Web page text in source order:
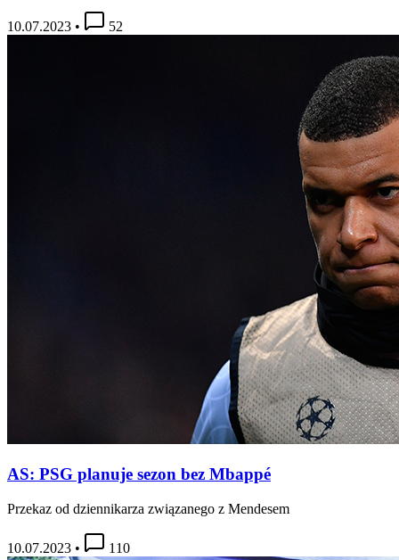
10.07.2023 • 52
AS: PSG planuje sezon bez Mbappé
Przekaz od dziennikarza związanego z Mendesem
10.07.2023 • 110